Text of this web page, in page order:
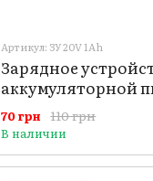
Артикул: ЗУ 20V 1Ah
Зарядное
аккумуляторной
PKA-44 20V 1Ah
110 грн
70 грн
В наличии